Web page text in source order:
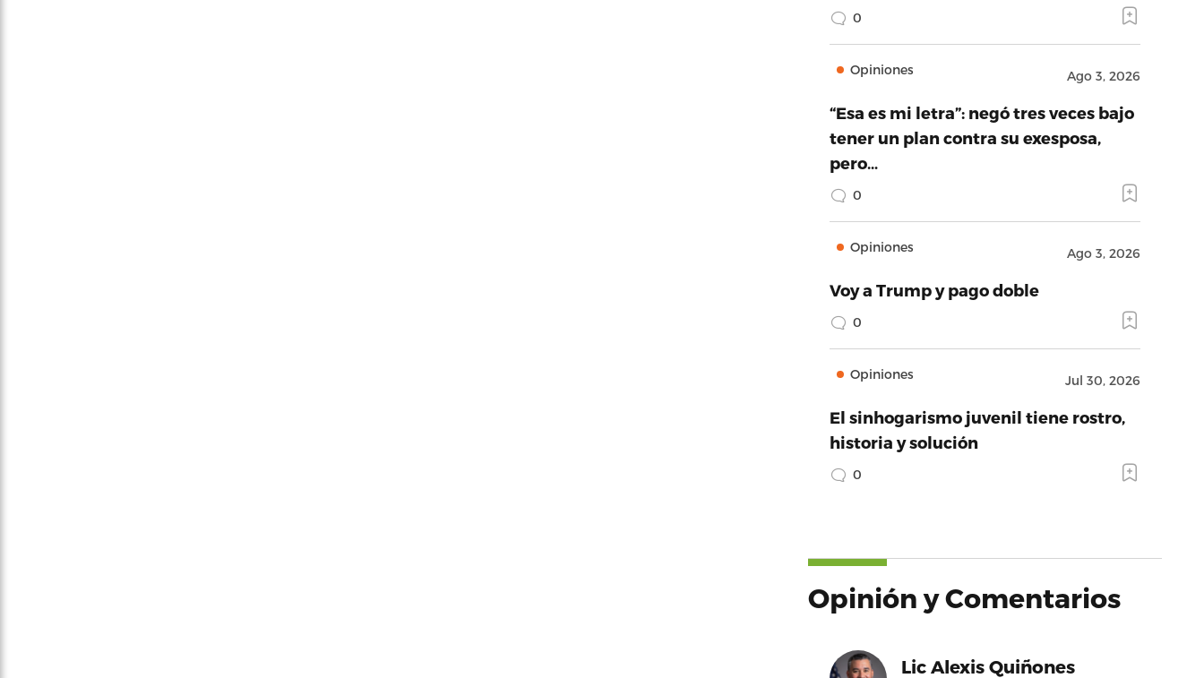
0
Opiniones Ago 3, 2026
“Esa es mi letra”: negó tres veces bajo
tener un plan contra su exesposa,
pero…
0
Opiniones Ago 3, 2026
Voy a Trump y pago doble
0
Opiniones Jul 30, 2026
El sinhogarismo juvenil tiene rostro,
historia y solución
0
Opinión y Comentarios
Lic Alexis Quiñones